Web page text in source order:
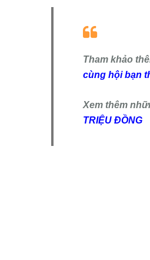
Tham khảo
cùng hội bạn
Xem thêm
TRIỆU ĐỒNG